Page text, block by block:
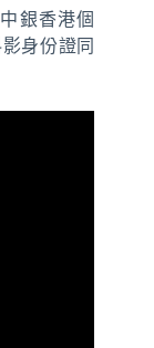
銀香港個
身份證同